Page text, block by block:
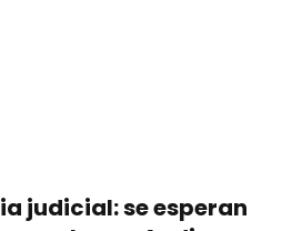
judicial: se esperan